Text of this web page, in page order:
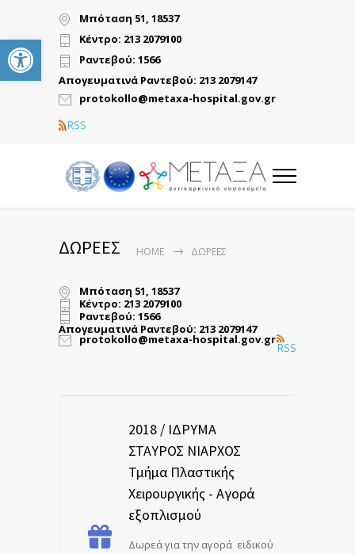
Ανοίξτε τη γραμμή
Μπόταση 51, 18537
Κέντρο: 213 2079100
Ραντεβού: 1566
Απογευματινά Ραντεβού: 213 2079147
protokollo@metaxa-hospital.gov.gr
RSS
ΔΩΡΕΕΣ HOME ΔΩΡΕΕΣ
Μπόταση 51, 18537
Κέντρο: 213 2079100
Ραντεβού: 1566
Απογευματινά Ραντεβού: 213 2079147
protokollo@metaxa-hospital.gov.gr
RSS
2018 / ΙΔΡΥΜΑ
ΣΤΑΥΡΟΣ ΝΙΑΡΧΟΣ
Τμήμα Πλαστικής
Χειρουργικής - Αγορά
εξοπλισμού
Δωρεά για την αγορά ειδικού